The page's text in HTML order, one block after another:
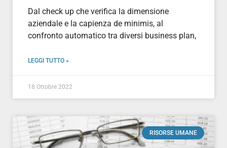
Dal check up che verifica la dimensione
aziendale e la capienza de minimis, al
confronto automatico tra diversi business plan,
LEGGI TUTTO »
18 Ottobre 2022
RISORSE UMANE